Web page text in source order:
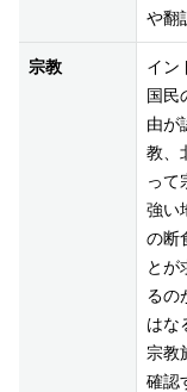
や翻
宗教
イン
国民
由が
教、
って
強い
の断
とが
るの
はな
宗教
確認